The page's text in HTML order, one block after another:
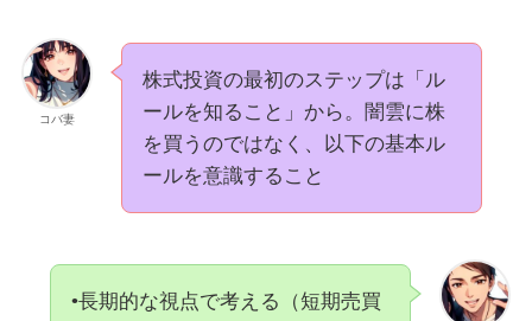
コバ妻
株式投資の最初のステップは「ル
ールを知ること」から。闇雲に株
を買うのではなく、以下の基本ル
ールを意識すること
•長期的な視点で考える（短期売買